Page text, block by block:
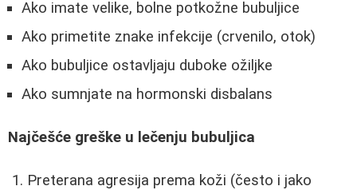
Ako imate velike, bolne potkožne bubuljice
Ako primetite znake infekcije (crvenilo, otok)
Ako bubuljice ostavljaju duboke ožiljke
Ako sumnjate na hormonski disbalans
Najčešće greške u lečenju bubuljica
Preterana agresija prema koži (često i jako